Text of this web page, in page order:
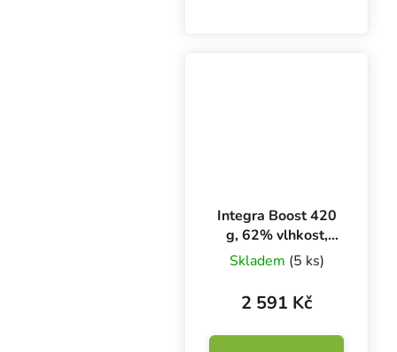
Integra Boost 420
g, 62% vlhkost,
BOX 5 ks
Skladem (5 ks)
2 591 Kč